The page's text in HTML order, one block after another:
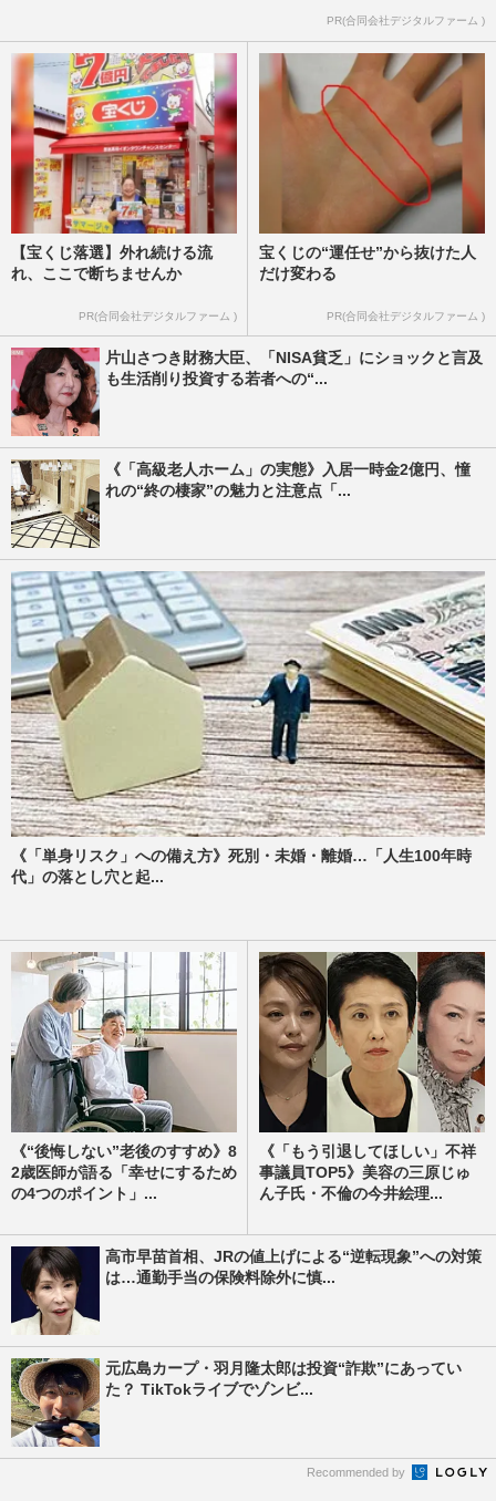
PR(合同会社デジタルファーム )
【宝くじ落選】外れ続ける流
れ、ここで断ちませんか
PR(合同会社デジタルファーム )
宝くじの“運任せ”から抜けた人
だけ変わる
PR(合同会社デジタルファーム )
片山さつき財務大臣、「NISA貧乏」にショックと言及
も生活削り投資する若者への“...
《「高級老人ホーム」の実態》入居一時金2億円、憧
れの“終の棲家”の魅力と注意点「...
《「単身リスク」への備え方》死別・未婚・離婚…「人生100年時
代」の落とし穴と起...
《“後悔しない”老後のすすめ》8
2歳医師が語る「幸せにするため
の4つのポイント」...
《「もう引退してほしい」不祥
事議員TOP5》美容の三原じゅ
ん子氏・不倫の今井絵理...
高市早苗首相、JRの値上げによる“逆転現象”への対策
は…通勤手当の保険料除外に慎...
元広島カープ・羽月隆太郎は投資“詐欺”にあってい
た？ TikTokライブでゾンビ...
Recommended by